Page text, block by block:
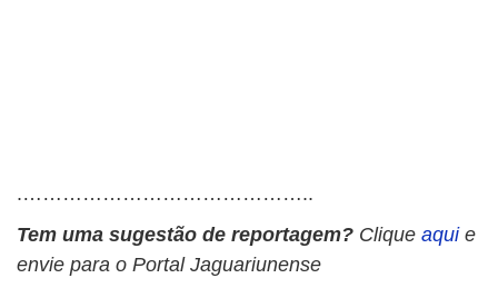
.……………………………………..
Tem uma sugestão de reportagem? Clique aqui e
envie para o Portal Jaguariunense